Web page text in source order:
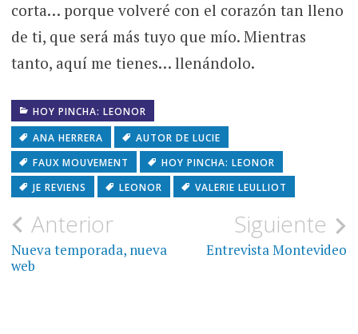
corta… porque volveré con el corazón tan lleno
de ti, que será más tuyo que mío. Mientras
tanto, aquí me tienes… llenándolo.
HOY PINCHA: LEONOR
ANA HERRERA
AUTOR DE LUCIE
FAUX MOUVEMENT
HOY PINCHA: LEONOR
JE REVIENS
LEONOR VALERIE LEULLIOT
Navegación
de
Anterior
Nueva temporada, nueva
web
Siguiente
Entrevista Montevideo